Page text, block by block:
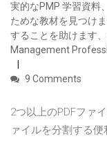
実的なPMP 学習資料
ためな教材を見つけ
することを助けます
Management
9 Comments
2つ以上のPDFファ
ァイルを分割する